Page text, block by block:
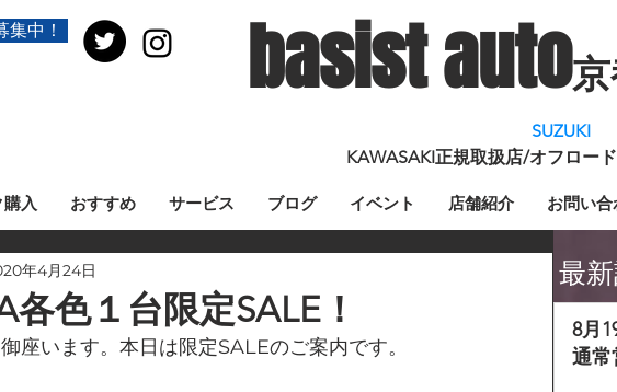
集中！ basist auto
SUZUKI
KAWASAKI正規取扱店/オフロー
入 おすすめ サービス ブログ イベント 店舗紹介 お問い合
最
8月
通常
各色１台限定SALE！
年4月24日
座います。本日は限定SALEのご案内です。